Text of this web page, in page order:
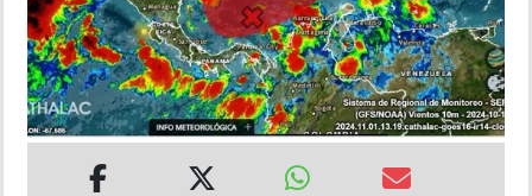
MULTIMEDIA
IMPRESO